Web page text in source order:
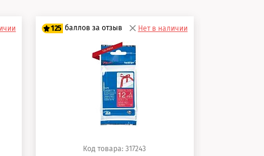
125 баллов за отзыв
100 баллов
Нет в наличии
Код товара: 317243